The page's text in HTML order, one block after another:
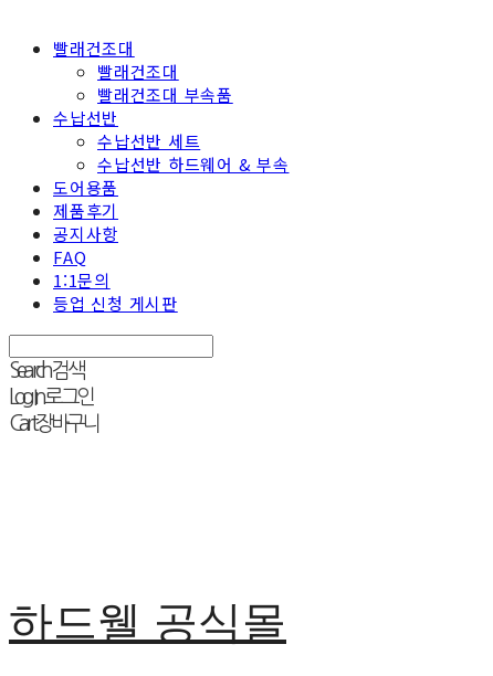
빨래건조대
빨래건조대
빨래건조대 부속품
수납선반
수납선반 세트
수납선반 하드웨어 & 부속
도어용품
제품후기
공지사항
FAQ
1:1문의
등업 신청 게시판
Search검색
Log In로그인
Cart장바구니
하드웰 공식몰